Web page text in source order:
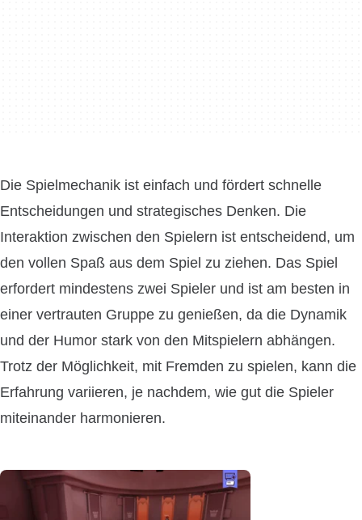
Die Spielmechanik ist einfach und fördert schnelle
Entscheidungen und strategisches Denken. Die
Interaktion zwischen den Spielern ist entscheidend, um
den vollen Spaß aus dem Spiel zu ziehen. Das Spiel
erfordert mindestens zwei Spieler und ist am besten in
einer vertrauten Gruppe zu genießen, da die Dynamik
und der Humor stark von den Mitspielern abhängen.
Trotz der Möglichkeit, mit Fremden zu spielen, kann die
Erfahrung variieren, je nachdem, wie gut die Spieler
miteinander harmonieren.